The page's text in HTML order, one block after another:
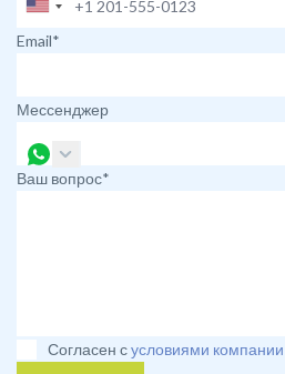
Email*
Мессенджер
Ваш вопрос*
Согласен сусловиями компании